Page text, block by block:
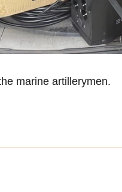
marine artillerymen.